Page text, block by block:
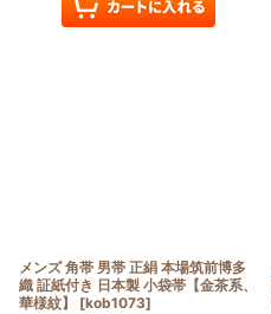
メンズ 角帯 男帯 正絹 本場筑前博多
織 証紙付き 日本製 小袋帯【金茶系、
華様紋】
[kob1073]